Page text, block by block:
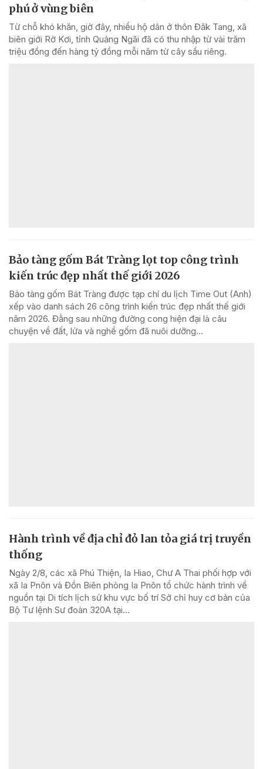
phú ở vùng biên
Từ chỗ khó khăn, giờ đây, nhiều hộ dân ở thôn Đăk Tang, xã
biên giới Rờ Kơi, tỉnh Quảng Ngãi đã có thu nhập từ vài trăm
triệu đồng đến hàng tỷ đồng mỗi năm từ cây sầu riêng.
Bảo tàng gốm Bát Tràng lọt top công trình
kiến trúc đẹp nhất thế giới 2026
Bảo tàng gốm Bát Tràng được tạp chí du lịch Time Out (Anh)
xếp vào danh sách 26 công trình kiến trúc đẹp nhất thế giới
năm 2026. Đằng sau những đường cong hiện đại là câu
chuyện về đất, lửa và nghề gốm đã nuôi dưỡng...
Hành trình về địa chỉ đỏ lan tỏa giá trị truyền
thống
Ngày 2/8, các xã Phú Thiện, Ia Hiao, Chư A Thai phối hợp với
xã Ia Pnôn và Đồn Biên phòng Ia Pnôn tổ chức hành trình về
nguồn tại Di tích lịch sử khu vực bố trí Sở chỉ huy cơ bản của
Bộ Tư lệnh Sư đoàn 320A tại...